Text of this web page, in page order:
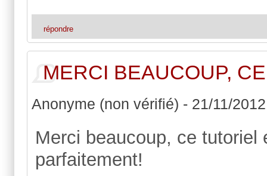
répondre
MERCI BEAUCOUP,
Anonyme (non vérifié) - 21/11/
Merci beaucoup, ce
parfaitement!